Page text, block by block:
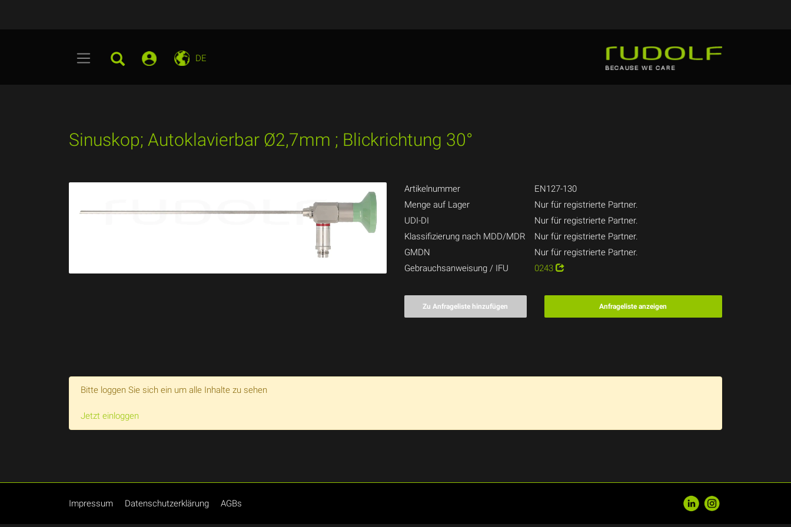
DE
Sinuskop; Autoklavierbar Ø2,7mm ; Blickrichtung 30°
Artikelnummer
EN127-130
Menge auf Lager
Nur für registrierte Partner.
UDI-DI
Nur für registrierte Partner.
Klassifizierung nach MDD/MDR
Nur für registrierte Partner.
GMDN
Nur für registrierte Partner.
Gebrauchsanweisung / IFU
0243
Zu Anfrageliste hinzufügen Anfrageliste anzeigen
Bitte loggen Sie sich ein um alle Inhalte zu sehen
Jetzt einloggen
Impressum Datenschutzerklärung AGBs